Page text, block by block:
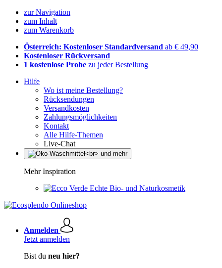
zur Navigation
zum Inhalt
zum Warenkorb
Österreich: Kostenloser Standardversand ab € 49,90
Kostenloser Rückversand
1 kostenlose Probe zu jeder Bestellung
Hilfe
Wo ist meine Bestellung?
Rücksendungen
Versandkosten
Zahlungsmöglichkeiten
Kontakt
Alle Hilfe-Themen
Live-Chat
Mehr Inspiration
Echte Bio- und Naturkosmetik
Anmelden
Jetzt anmelden
Bist du neu hier?